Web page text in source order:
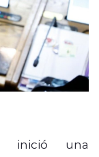
inició una